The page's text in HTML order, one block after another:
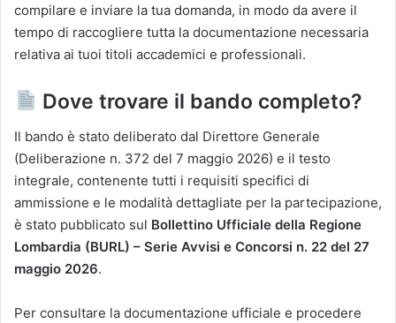
compilare e inviare la tua domanda, in modo da avere il
tempo di raccogliere tutta la documentazione necessaria
relativa ai tuoi titoli accademici e professionali.
Dove trovare il bando completo?
Il bando è stato deliberato dal Direttore Generale
(Deliberazione n. 372 del 7 maggio 2026) e il testo
integrale, contenente tutti i requisiti specifici di
ammissione e le modalità dettagliate per la partecipazione,
è stato pubblicato sul Bollettino Ufficiale della Regione
Lombardia (BURL) – Serie Avvisi e Concorsi n. 22 del 27
maggio 2026.
Per consultare la documentazione ufficiale e procedere